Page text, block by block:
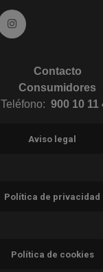
Ir a Instagram
Contacto
Consumidores
Teléfono: 900 10 11
Aviso legal
Política de privacidad
Política de cookies